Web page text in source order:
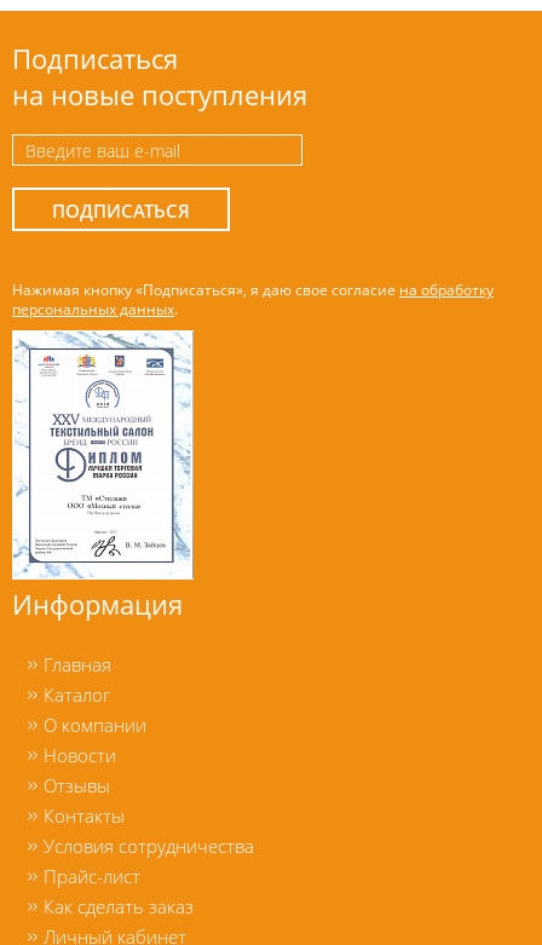
Подписаться
на новые поступления
ПОДПИСАТЬСЯ
Нажимая кнопку «Подписаться», я даю свое согласие на обработку
персональных данных.
Информация
Главная
Каталог
О компании
Новости
Отзывы
Контакты
Условия сотрудничества
Прайс-лист
Как сделать заказ
Личный кабинет